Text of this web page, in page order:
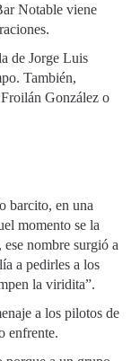
Notable viene
de Jorge Luis
También,
González o
barcito, en una
momento se la
nombre surgió a
a pedirles a los
la viridita”.
a los pilotos de
enfrente.